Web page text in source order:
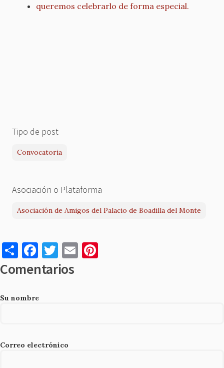
queremos celebrarlo de forma especial.
Tipo de post
Convocatoria
Asociación o Plataforma
Asociación de Amigos del Palacio de Boadilla del Monte
S
h
ar
e
F
a
c
e
o
T
w
it
E
m
Comentarios
Su nombre
Correo electrónico